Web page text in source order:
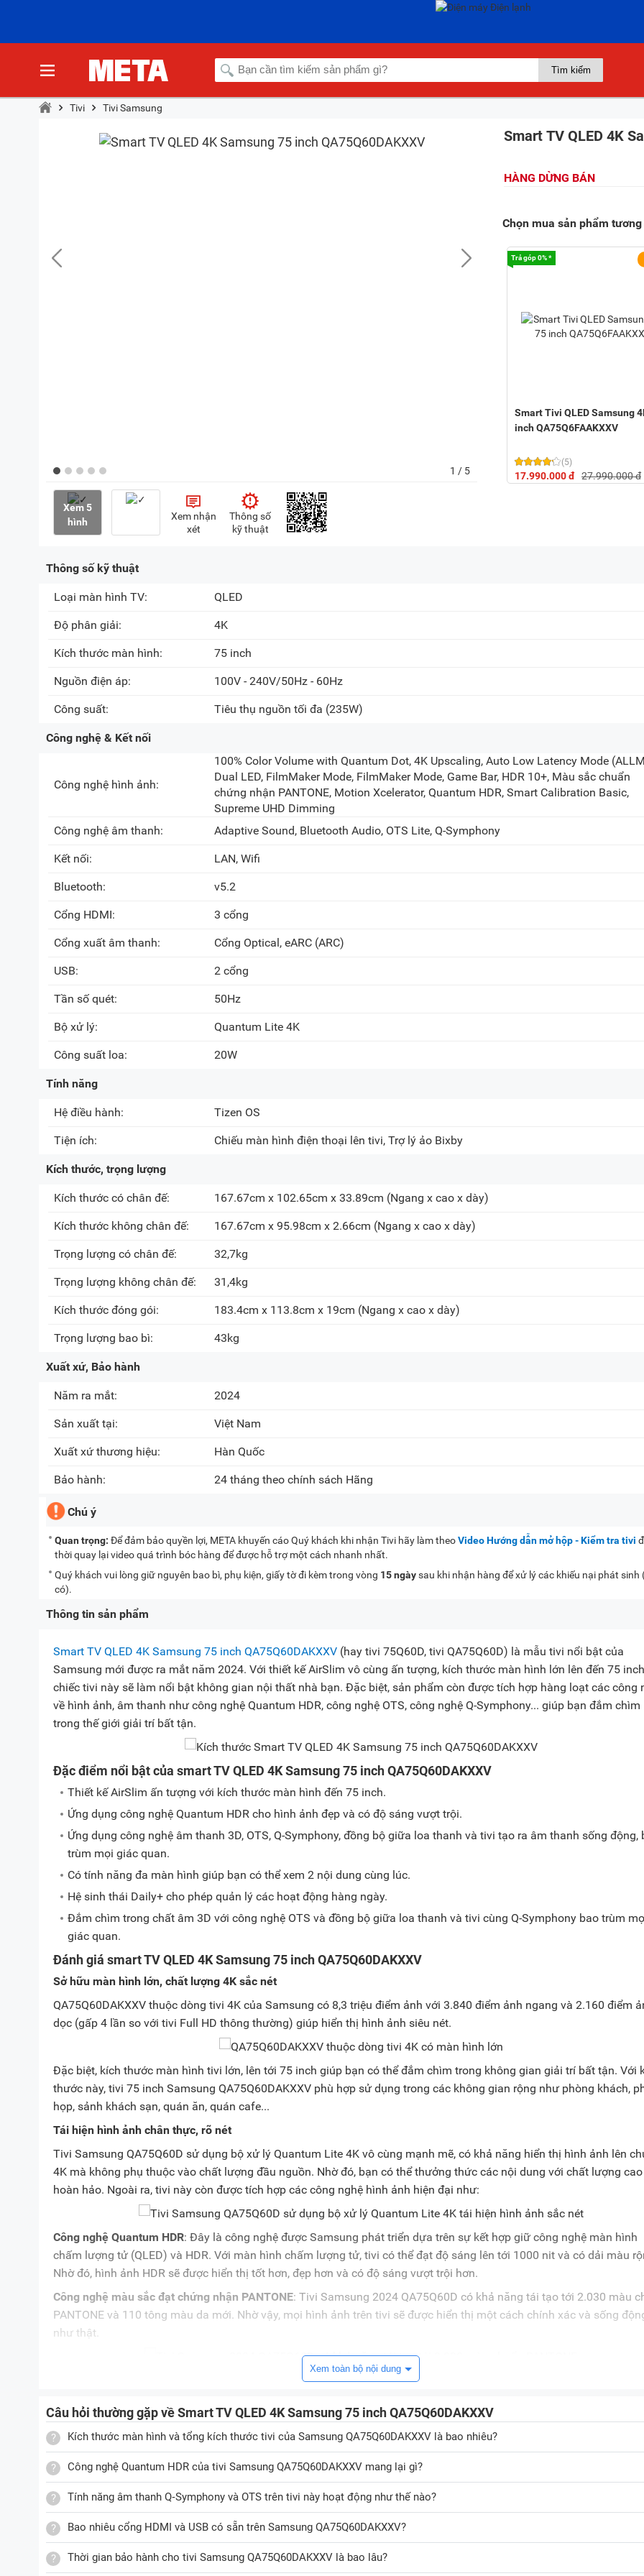
Tivi Tivi Samsung
1 / 5
Xem 5
hình
Xem nhận
xét
Thông số
kỹ thuật
Smart TV QLED 4K
HÀNG DỪNG BÁN
Chọn mua sản phẩm
Trả góp 0% *
Smart Tivi QLED Samsung
inch QA75Q6FAAKXXV
(5)
17.990.000 đ 27.990.000 đ
Thông số kỹ thuật
Loại màn hình TV: QLED
Độ phân giải: 4K
Kích thước màn hình: 75 inch
Nguồn điện áp: 100V - 240V/50Hz - 60Hz
Công suất: Tiêu thụ nguồn tối đa (235W)
Công nghệ & Kết nối
Công nghệ hình ảnh:
100% Color Volume with Quantum Dot, 4K Upscaling, Auto Low Latency Mode
Dual LED, FilmMaker Mode, FilmMaker Mode, Game Bar, HDR 10+, Màu sắc chuẩn
chứng nhận PANTONE, Motion Xcelerator, Quantum HDR, Smart Calibration Basic,
Supreme UHD Dimming
Công nghệ âm thanh:
Adaptive Sound, Bluetooth Audio, OTS Lite, Q-Symphony
Kết nối: LAN, Wifi
Bluetooth: v5.2
Cổng HDMI: 3 cổng
Cổng xuất âm thanh: Cổng Optical, eARC (ARC)
USB: 2 cổng
Tần số quét: 50Hz
Bộ xử lý: Quantum Lite 4K
Công suất loa: 20W
Tính năng
Hệ điều hành: Tizen OS
Tiện ích: Chiếu màn hình điện thoại lên tivi, Trợ lý ảo Bixby
Kích thước, trọng lượng
Kích thước có chân đế: 167.67cm x 102.65cm x 33.89cm (Ngang x cao x dày)
Kích thước không chân đế: 167.67cm x 95.98cm x 2.66cm (Ngang x cao x dày)
Trọng lượng có chân đế: 32,7kg
Trọng lượng không chân đế: 31,4kg
Kích thước đóng gói: 183.4cm x 113.8cm x 19cm (Ngang x cao x dày)
Trọng lượng bao bì: 43kg
Xuất xứ, Bảo hành
Năm ra mắt: 2024
Sản xuất tại: Việt Nam
Xuất xứ thương hiệu: Hàn Quốc
Bảo hành: 24 tháng theo chính sách Hãng
Chú ý
Quan trọng: Để đảm bảo quyền lợi, META khuyến cáo Quý khách khi nhận Tivi hãy làm theoVideo Hướng dẫn mở hộp - Kiểm tra tivi
thời quay lại video quá trình bóc hàng để được hỗ trợ một cách nhanh nhất.
Quý khách vui lòng giữ nguyên bao bì, phụ kiện, giấy tờ đi kèm trong vòng 15 ngàysau khi nhận hàng để xử lý các khiếu nại phát sinh
có).
Thông tin sản phẩm
Smart TV QLED 4K Samsung 75 inch QA75Q60DAKXXV (hay tivi 75Q60D, tivi QA75Q60D) là mẫu tivi nổi bật của
Samsung mới được ra mắt năm 2024. Với thiết kế AirSlim vô cùng ấn tượng, kích thước màn hình lớn lên đến 75
chiếc tivi này sẽ làm nổi bật không gian nội thất nhà bạn. Đặc biệt, sản phẩm còn được tích hợp hàng loạt các công
về hình ảnh, âm thanh như công nghệ Quantum HDR, công nghệ OTS, công nghệ Q-Symphony... giúp bạn đắm chìm
trong thế giới giải trí bất tận.
Đặc điểm nổi bật của smart TV QLED 4K Samsung 75 inch QA75Q60DAKXXV
Thiết kế AirSlim ấn tượng với kích thước màn hình đến 75 inch.
Ứng dụng công nghệ Quantum HDR cho hình ảnh đẹp và có độ sáng vượt trội.
Ứng dụng công nghệ âm thanh 3D, OTS, Q-Symphony, đồng bộ giữa loa thanh và tivi tạo ra âm thanh sống động,
trùm mọi giác quan.
Có tính năng đa màn hình giúp bạn có thể xem 2 nội dung cùng lúc.
Hệ sinh thái Daily+ cho phép quản lý các hoạt động hàng ngày.
Đắm chìm trong chất âm 3D với công nghệ OTS và đồng bộ giữa loa thanh và tivi cùng Q-Symphony bao trùm
giác quan.
Đánh giá smart TV QLED 4K Samsung 75 inch QA75Q60DAKXXV
Sở hữu màn hình lớn, chất lượng 4K sắc nét
QA75Q60DAKXXV thuộc dòng tivi 4K của Samsung có 8,3 triệu điểm ảnh với 3.840 điểm ảnh ngang và 2.160 điểm
dọc (gấp 4 lần so với tivi Full HD thông thường) giúp hiển thị hình ảnh siêu nét.
Đặc biệt, kích thước màn hình tivi lớn, lên tới 75 inch giúp bạn có thể đắm chìm trong không gian giải trí bất tận. Với
thước này, tivi 75 inch Samsung QA75Q60DAKXXV phù hợp sử dụng trong các không gian rộng như phòng khách,
họp, sảnh khách sạn, quán ăn, quán cafe...
Tái hiện hình ảnh chân thực, rõ nét
Tivi Samsung QA75Q60D sử dụng bộ xử lý Quantum Lite 4K vô cùng mạnh mẽ, có khả năng hiển thị hình ảnh lên
4K mà không phụ thuộc vào chất lượng đầu nguồn. Nhờ đó, bạn có thể thưởng thức các nội dung với chất lượng cao
hoàn hảo. Ngoài ra, tivi này còn được tích hợp các công nghệ hình ảnh hiện đại như:
Công nghệ Quantum HDR: Đây là công nghệ được Samsung phát triển dựa trên sự kết hợp giữ công nghệ màn hình
chấm lượng tử (QLED) và HDR. Với màn hình chấm lượng tử, tivi có thể đạt độ sáng lên tới 1000 nit và có dải màu
Nhờ đó, hình ảnh HDR sẽ được hiển thị tốt hơn, đẹp hơn và có độ sáng vượt trội hơn.
Công nghệ màu sắc đạt chứng nhận PANTONE: Tivi Samsung 2024 QA75Q60D có khả năng tái tạo tới 2.030 màu
PANTONE và 110 tông màu da mới. Nhờ vậy, mọi hình ảnh trên tivi sẽ được hiển thị một cách chính xác và sống
như thật.
: Tivi có khả năng tối ưu tông màu đèn nền sao cho phù hợp với các loại nội dung khác
Công nghệ Quantum Dot tái hiện 100% dải màu
: Công nghệ này có thể tái hiện tới 1 tỷ sắc màu, giúp hình ảnh trở nên
sống động và rõ nét. Nhờ đó, bạn sẽ được thưởng thức từng khung hình mang màu sắc cuộc sống, tuyệt đẹp ở mọi
độ sáng.
Âm thanh sống động, sôi nổi
Không chỉ tái hiện hình ảnh chân thực, sắc nét, tivi Samsung QA75Q60DAKXXV còn mang đến cho người xem
sống động, mạnh mẽ nhờ những công nghệ âm thanh hiện đại. Một số công nghệ âm thanh nổi bật cần kể đến như:
Công nghệ Q-Symphony: Thông thường, khi hoạt động, tivi sẽ chỉ sử dụng 1 trong 2 loại loa là loa tivi và loa thanh
Xem toàn bộ nội dung
Câu hỏi thường gặp về Smart TV QLED 4K Samsung 75 inch QA75Q60DAKXXV
Kích thước màn hình và tổng kích thước tivi của Samsung QA75Q60DAKXXV là bao nhiêu?
Công nghệ Quantum HDR của tivi Samsung QA75Q60DAKXXV mang lại gì?
Tính năng âm thanh Q‑Symphony và OTS trên tivi này hoạt động như thế nào?
Bao nhiêu cổng HDMI và USB có sẵn trên Samsung QA75Q60DAKXXV?
Thời gian bảo hành cho tivi Samsung QA75Q60DAKXXV là bao lâu?